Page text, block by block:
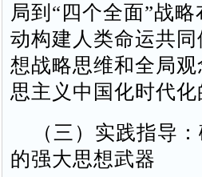
局到“四个全面”战
动构建人类命运共
想战略思维和全局
思主义中国化时代
（三）实践指导：
的强大思想武器